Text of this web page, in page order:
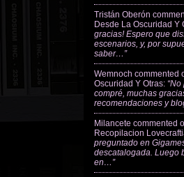
Tristán Oberón
Desde La Oscuridad Y
gracias! Espero que
escenarios, y, por
saber…”
Wemnoch commented
Oscuridad Y Otras:
compré, muchas
recomendaciones y
Milancete commented
Recopilacion
preguntado en
descatalogada. Luego
en…”